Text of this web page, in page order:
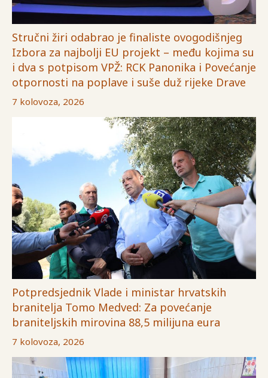
Stručni žiri odabrao je finaliste ovogodišnjeg
Izbora za najbolji EU projekt – među kojima su
i dva s potpisom VPŽ: RCK Panonika i Povećanje
otpornosti na poplave i suše duž rijeke Drave
7 kolovoza, 2026
Potpredsjednik Vlade i ministar hrvatskih
branitelja Tomo Medved: Za povećanje
braniteljskih mirovina 88,5 milijuna eura
7 kolovoza, 2026